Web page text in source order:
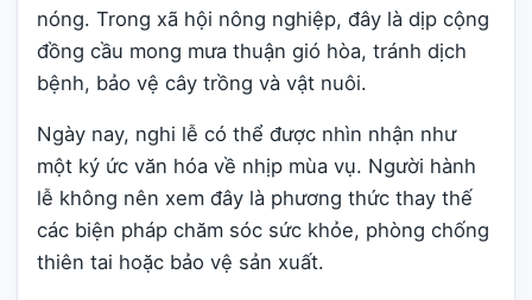
nóng. Trong xã hội nông nghiệp, đây là dịp cộng
đồng cầu mong mưa thuận gió hòa, tránh dịch
bệnh, bảo vệ cây trồng và vật nuôi.
Ngày nay, nghi lễ có thể được nhìn nhận như
một ký ức văn hóa về nhịp mùa vụ. Người hành
lễ không nên xem đây là phương thức thay thế
các biện pháp chăm sóc sức khỏe, phòng chống
thiên tai hoặc bảo vệ sản xuất.